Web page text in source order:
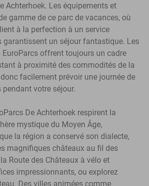
Achterhoek. Les équipements et
gamme de ce parc de vacances, où
à la perfection à un service
garantissent un séjour fantastique. Les
EuroParcs offrent toujours un cadre
à proximité des commodités de la
facilement prévoir une journée de
votre séjour.
De Achterhoek respirent la
mystique du Moyen Âge,
la région a conservé son dialecte,
magnifiques châteaux au fil des
Route des Châteaux à vélo et
impressionnants, ou explorez
Des villes animées comme